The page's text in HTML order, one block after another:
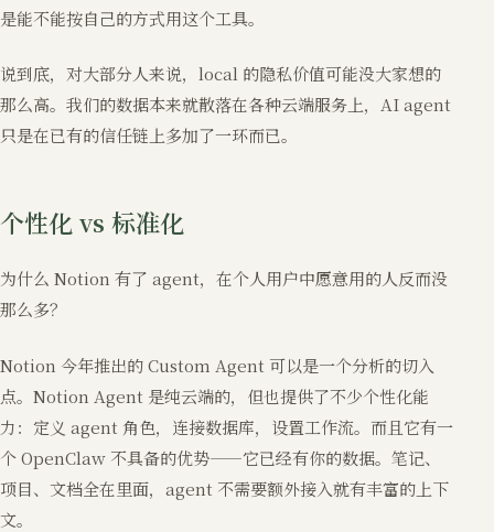
是能不能按自己的方式用这个工具。
说到底，对大部分人来说，local 的隐私价值可能没大家想的
那么高。我们的数据本来就散落在各种云端服务上，AI agent
只是在已有的信任链上多加了一环而已。
个性化 vs 标准化
为什么 Notion 有了 agent，在个人用户中愿意用的人反而没
那么多？
Notion 今年推出的 Custom Agent 可以是一个分析的切入
点。Notion Agent 是纯云端的，但也提供了不少个性化能
力：定义 agent 角色，连接数据库，设置工作流。而且它有一
个 OpenClaw 不具备的优势——它已经有你的数据。笔记、
项目、文档全在里面，agent 不需要额外接入就有丰富的上下
文。